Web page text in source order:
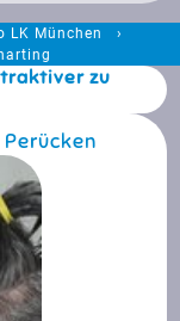
LK München
zu